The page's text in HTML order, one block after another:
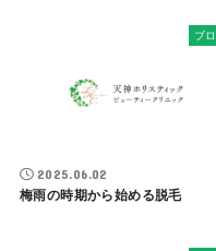
ブ
2025.06.02
梅雨の時期から始める脱毛